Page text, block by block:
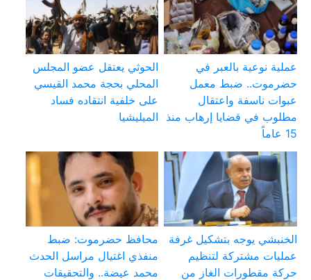
عملية نوعية بالعبر في
حضرموت.. ضبط معمل
عبوات ناسفة واعتقال
مطلوب في قضايا إرهاب منذ
15 عاماً
الحوثي يعتقل عضو المجلس
المحلي بحجة محمد القيسي
على خلفية انتقاده فساد
الميليشيا
الخنبشي يوجه بتشكيل غرفة
عمليات مشتركة لتنظيم
حركة مقطورات الغاز من
محافظ حضرموت: ضبط
منفذي اغتيال مراسل الحدث
محمد عيضة.. والتحقيقات